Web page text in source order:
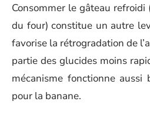
Consommer le gâteau
du four) constitue un autre
favorise la rétrogradation de
partie des glucides moins
mécanisme fonctionne aussi
pour la banane.